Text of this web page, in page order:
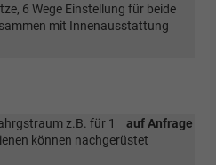
6 Wege Einstellung für beide
mit Innenausstattung
auf Anfrage
z.B. für 1
können nachgerüstet